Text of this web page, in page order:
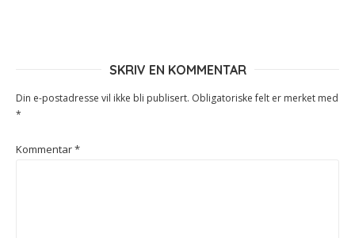
SKRIV EN KOMMENTAR
Din e-postadresse vil ikke bli publisert. Obligatoriske felt er merket med
*
Kommentar*